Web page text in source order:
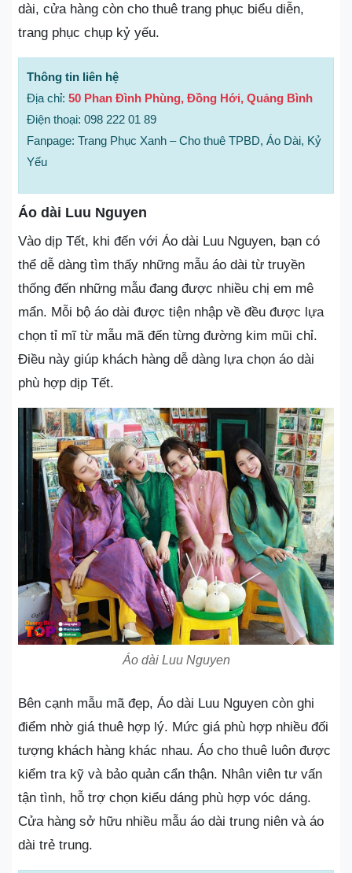
dài, cửa hàng còn cho thuê trang phục biểu diễn,
trang phục chụp kỷ yếu.
Thông tin liên hệ
Địa chỉ: 50 Phan Đình Phùng, Đồng Hới, Quảng Bình
Điện thoại: 098 222 01 89
Fanpage: Trang Phục Xanh – Cho thuê TPBD, Áo Dài, Kỷ
Yếu
Áo dài Luu Nguyen
Vào dịp Tết, khi đến với Áo dài Luu Nguyen, bạn có
thể dễ dàng tìm thấy những mẫu áo dài từ truyền
thống đến những mẫu đang được nhiều chị em mê
mẩn. Mỗi bộ áo dài được tiện nhập về đều được lựa
chọn tỉ mĩ từ mẫu mã đến từng đường kim mũi chỉ.
Điều này giúp khách hàng dễ dàng lựa chọn áo dài
phù hợp dịp Tết.
Áo dài Luu Nguyen
Bên cạnh mẫu mã đẹp, Áo dài Luu Nguyen còn ghi
điểm nhờ giá thuê hợp lý. Mức giá phù hợp nhiều đối
tượng khách hàng khác nhau. Áo cho thuê luôn được
kiểm tra kỹ và bảo quản cẩn thận. Nhân viên tư vấn
tận tình, hỗ trợ chọn kiểu dáng phù hợp vóc dáng.
Cửa hàng sở hữu nhiều mẫu áo dài trung niên và áo
dài trẻ trung.